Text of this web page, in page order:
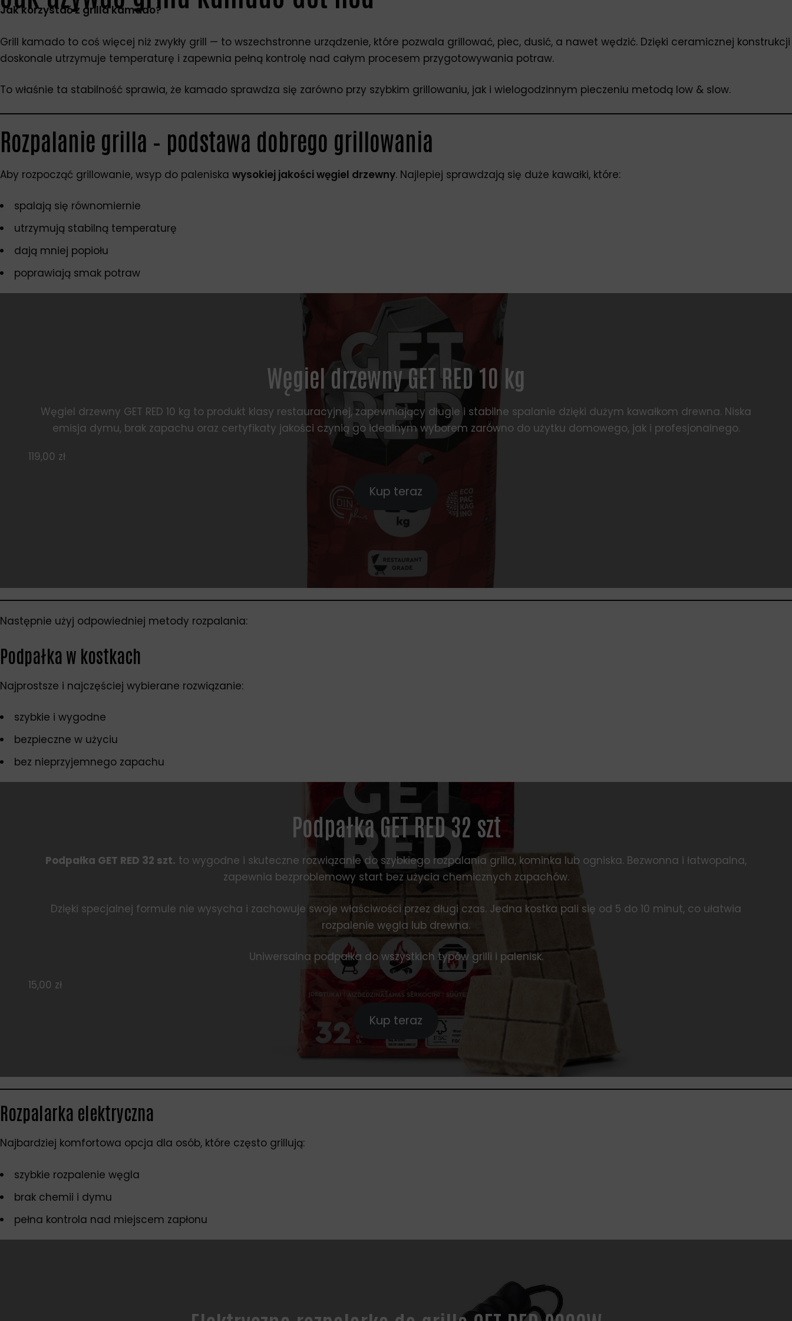
Jak korzystać z grilla kamado?
Grill kamado to coś więcej niż zwykły grill — to wszechstronne urządzenie, które pozwala grillować, piec, dusić, a nawet wędzić. Dzięki ceramicznej konstrukcji
doskonale utrzymuje temperaturę i zapewnia pełną kontrolę nad całym procesem przygotowywania potraw.
To właśnie ta stabilność sprawia, że kamado sprawdza się zarówno przy szybkim grillowaniu, jak i wielogodzinnym pieczeniu metodą low & slow.
Rozpalanie grilla – podstawa dobrego grillowania
Aby rozpocząć grillowanie, wsyp do paleniska wysokiej jakości węgiel drzewny. Najlepiej sprawdzają się duże kawałki, które:
spalają się równomiernie
utrzymują stabilną temperaturę
dają mniej popiołu
poprawiają smak potraw
Węgiel drzewny GET RED 10 kg
Węgiel drzewny GET RED 10 kg to produkt klasy restauracyjnej, zapewniający długie i stabilne spalanie dzięki dużym kawałkom drewna. Niska
emisja dymu, brak zapachu oraz certyfikaty jakości czynią go idealnym wyborem zarówno do użytku domowego, jak i profesjonalnego.
119,00 zł
Kup teraz
Następnie użyj odpowiedniej metody rozpalania:
Podpałka w kostkach
Najprostsze i najczęściej wybierane rozwiązanie:
szybkie i wygodne
bezpieczne w użyciu
bez nieprzyjemnego zapachu
Podpałka GET RED 32 szt
Podpałka GET RED 32 szt. to wygodne i skuteczne rozwiązanie do szybkiego rozpalania grilla, kominka lub ogniska. Bezwonna i łatwopalna,
zapewnia bezproblemowy start bez użycia chemicznych zapachów.
Dzięki specjalnej formule nie wysycha i zachowuje swoje właściwości przez długi czas. Jedna kostka pali się od 5 do 10 minut, co ułatwia
rozpalenie węgla lub drewna.
Uniwersalna podpałka do wszystkich typów grilli i palenisk.
15,00 zł
Kup teraz
Rozpalarka elektryczna
Najbardziej komfortowa opcja dla osób, które często grillują:
szybkie rozpalenie węgla
brak chemii i dymu
pełna kontrola nad miejscem zapłonu